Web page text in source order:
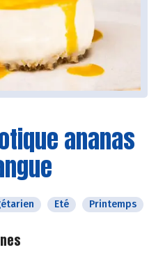
ananas
Eté Printemps